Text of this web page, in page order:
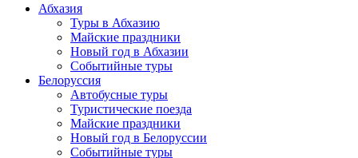
Абхазия
Туры в Абхазию
Майские праздники
Новый год в Абхазии
Событийные туры
Белоруссия
Автобусные туры
Туристические поезда
Майские праздники
Новый год в Белоруссии
Событийные туры